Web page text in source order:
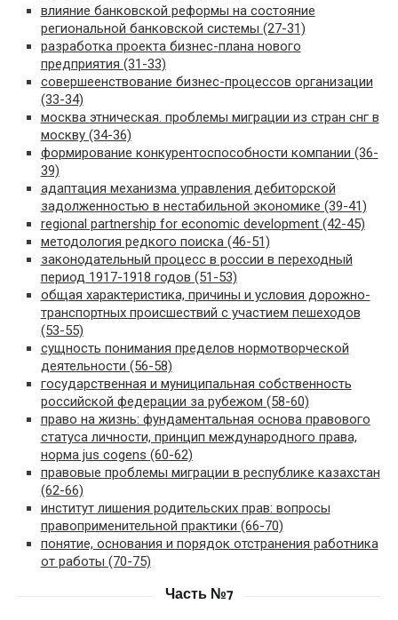
влияние банковской реформы на состояние
региональной банковской системы (27-31)
разработка проекта бизнес-плана нового
предприятия (31-33)
совершеенствование бизнес-процессов организации
(33-34)
москва этническая. проблемы миграции из стран снг в
москву (34-36)
формирование конкурентоспособности компании (36-
39)
адаптация механизма управления дебиторской
задолженностью в нестабильной экономике (39-41)
regional partnership for economic development (42-45)
методология редкого поиска (46-51)
законодательный процесс в россии в переходный
период 1917-1918 годов (51-53)
общая характеристика, причины и условия дорожно-
транспортных происшествий с участием пешеходов
(53-55)
сущность понимания пределов нормотворческой
деятельности (56-58)
государственная и муниципальная собственность
российской федерации за рубежом (58-60)
право на жизнь: фундаментальная основа правового
статуса личности, принцип международного права,
норма jus cogens (60-62)
правовые проблемы миграции в республике казахстан
(62-66)
институт лишения родительских прав: вопросы
правоприменительной практики (66-70)
понятие, основания и порядок отстранения работника
от работы (70-75)
Часть №7